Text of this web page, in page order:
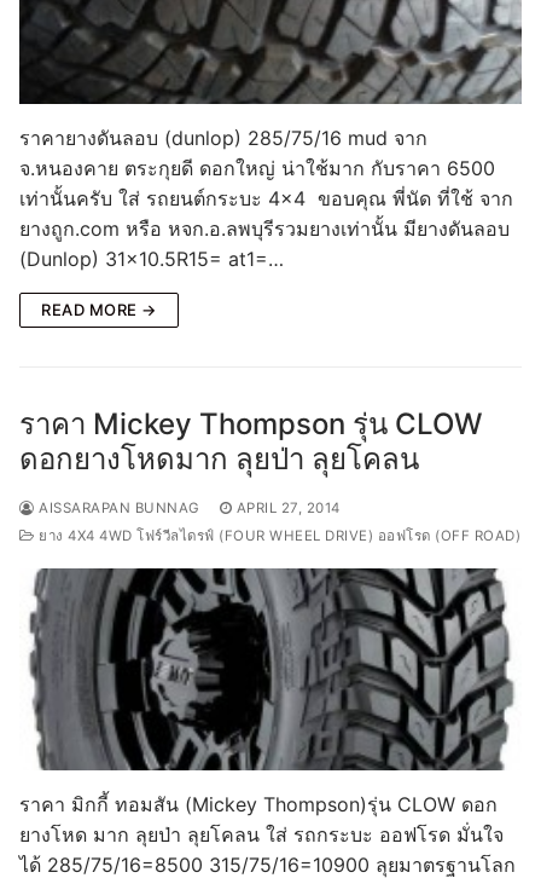
ราคายางดันลอบ (dunlop) 285/75/16 mud จาก
จ.หนองคาย ตระกุยดี ดอกใหญ่ น่าใช้มาก กับราคา 6500
เท่านั้นครับ ใส่ รถยนต์กระบะ 4×4 ขอบคุณ พี่นัด ที่ใช้ จาก
ยางถูก.com หรือ หจก.อ.ลพบุรีรวมยางเท่านั้น มียางดันลอบ
(Dunlop) 31×10.5R15= at1=…
READ MORE →
ราคา Mickey Thompson รุ่น CLOW
ดอกยางโหดมาก ลุยป่า ลุยโคลน
AISSARAPAN BUNNAG
APRIL 27, 2014
ยาง 4X4 4WD โฟร์วีลไดรฟ์ (FOUR WHEEL DRIVE) ออฟโรด (OFF ROAD)
ราคา มิกกี้ ทอมสัน (Mickey Thompson)รุ่น CLOW ดอก
ยางโหด มาก ลุยป่า ลุยโคลน ใส่ รถกระบะ ออฟโรด มั่นใจ
ได้ 285/75/16=8500 315/75/16=10900 ลุยมาตรฐานโลก